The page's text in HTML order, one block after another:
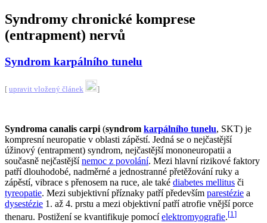
Syndromy chronické komprese
(entrapment) nervů
Syndrom karpálního tunelu
[ upravit vložený článek ]
Syndroma canalis carpi (syndrom karpálního tunelu, SKT) je
kompresní neuropatie v oblasti zápěstí. Jedná se o nejčastější
úžinový (entrapment) syndrom, nejčastější mononeuropatii a
současně nejčastějšínemoc z povolání. Mezi hlavní rizikové faktory
patří dlouhodobé, nadměrné a jednostranné přetěžování ruky a
zápěstí, vibrace s přenosem na ruce, ale také diabetes mellitus či
tyreopatie. Mezi subjektivní příznaky patří především parestézie a
dysestézie 1. až 4. prstu a mezi objektivní patří atrofie vnější porce
thenaru. Postižení se kvantifikuje pomocíelektromyografie.[1]